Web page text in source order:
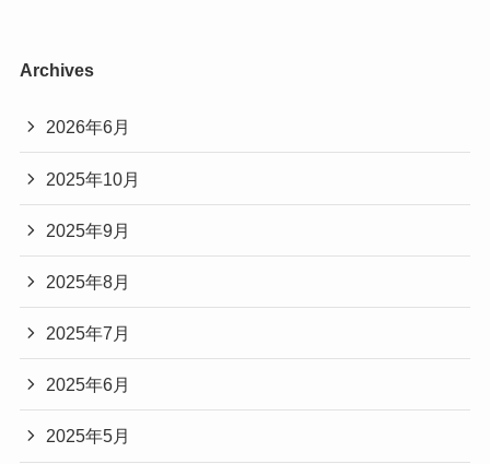
Archives
2026年6月
2025年10月
2025年9月
2025年8月
2025年7月
2025年6月
2025年5月